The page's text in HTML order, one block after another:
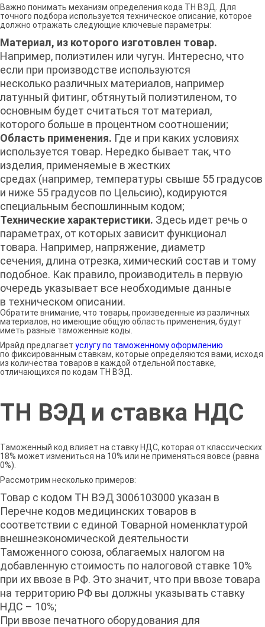
Важно понимать механизм определения кода ТН ВЭД. Для
точного подбора используется техническое описание, которое
должно отражать следующие ключевые параметры:
Материал, из которого изготовлен товар.
Например, полиэтилен или чугун. Интересно, что
если при производстве используются
несколько различных материалов, например
латунный фитинг, обтянутый полиэтиленом, то
основным будет считаться тот материал,
которого больше в процентном соотношении;
Область применения. Где и при каких условиях
используется товар. Нередко бывает так, что
изделия, применяемые в жестких
средах (например, температуры свыше 55 градусов
и ниже 55 градусов по Цельсию), кодируются
специальным беспошлинным кодом;
Технические характеристики. Здесь идет речь о
параметрах, от которых зависит функционал
товара. Например, напряжение, диаметр
сечения, длина отрезка, химический состав и тому
подобное. Как правило, производитель в первую
очередь указывает все необходимые данные
в техническом описании.
Обратите внимание, что товары, произведенные из различных
материалов, но имеющие общую область применения, будут
иметь разные таможенные коды.
Ирайд предлагает услугу по таможенному оформлению
по фиксированным ставкам, которые определяются вами, исходя
из количества товаров в каждой отдельной поставке,
отличающихся по кодам ТН ВЭД.
ТН ВЭД и ставка НДС
Таможенный код влияет на ставку НДС, которая от классических
18% может измениться на 10% или не применяться вовсе (равна
0%).
Рассмотрим несколько примеров:
Товар с кодом ТН ВЭД 3006103000 указан в
Перечне кодов медицинских товаров в
соответствии с единой Товарной номенклатурой
внешнеэкономической деятельности
Таможенного союза, облагаемых налогом на
добавленную стоимость по налоговой ставке 10%
при их ввозе в РФ. Это значит, что при ввозе товара
на территорию РФ вы должны указывать ставку
НДС – 10%;
При ввозе печатного оборудования для